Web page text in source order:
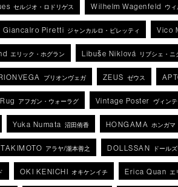
セルジオ・ロドリゲス Wilhelm Wagenfeld ウ
Giancalro Piretti ジャンカルロ・ピレッティ Vico
エリック・ホグラン Libuše Niklová リブシェ・ニ
ブリオンヴェガ ZEUS ゼウス
アフガン・ウォーラグ Vintage Poster ヴィン
Yuka Numata 沼田侑香 HONGAMA ホンガマ
アラヤ/瀧本善之 DOLLSSAN ドール
OKI KENICHI オキケンイチ Erica Quan エ